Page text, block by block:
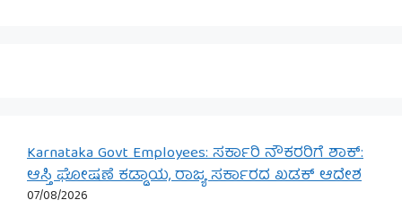
Karnataka Govt Employees: ಸರ್ಕಾರಿ ನೌಕರರಿಗೆ ಶಾಕ್:
ಆಸ್ತಿ ಘೋಷಣೆ ಕಡ್ಡಾಯ, ರಾಜ್ಯ ಸರ್ಕಾರದ ಖಡಕ್ ಆದೇಶ
07/08/2026